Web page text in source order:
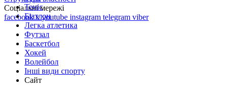
Соціальні мережі
facebookxyoutube instagram telegram viber
Теніс
Біатлон
Легка атлетика
Футзал
Баскетбол
Хокей
Волейбол
Інші види спорту
Сайт